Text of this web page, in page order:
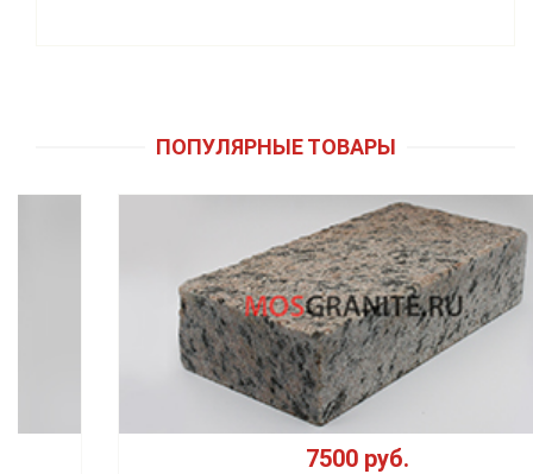
ПОПУЛЯРНЫЕ ТОВАРЫ
7500 руб.